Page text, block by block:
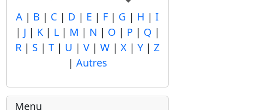
A | B | C | D | E | F | G | H | I
| J | K| L| M | N | O | P | Q |
R | S | T | U | V | W | X | Y | Z
| Autres
Menu